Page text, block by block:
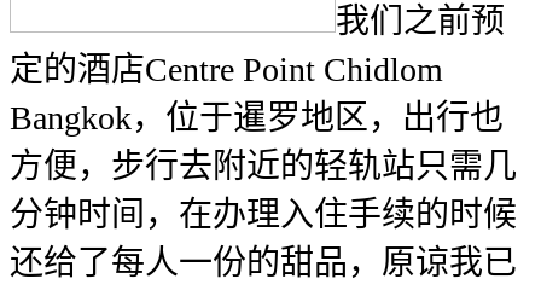
我们之前预
定的酒店Centre Point Chidlom
Bangkok，位于暹罗地区，出行也
方便，步行去附近的轻轨站只需几
分钟时间，在办理入住手续的时候
还给了每人一份的甜品，原谅我已